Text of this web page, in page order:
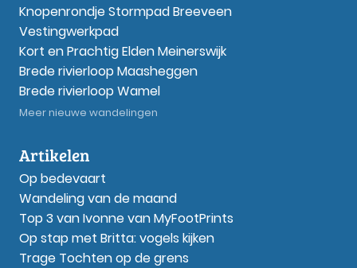
Knopenrondje Stormpad Breeveen
Vestingwerkpad
Kort en Prachtig Elden Meinerswijk
Brede rivierloop Maasheggen
Brede rivierloop Wamel
Meer nieuwe wandelingen
Artikelen
Op bedevaart
Wandeling van de maand
Top 3 van Ivonne van MyFootPrints
Op stap met Britta: vogels kijken
Trage Tochten op de grens